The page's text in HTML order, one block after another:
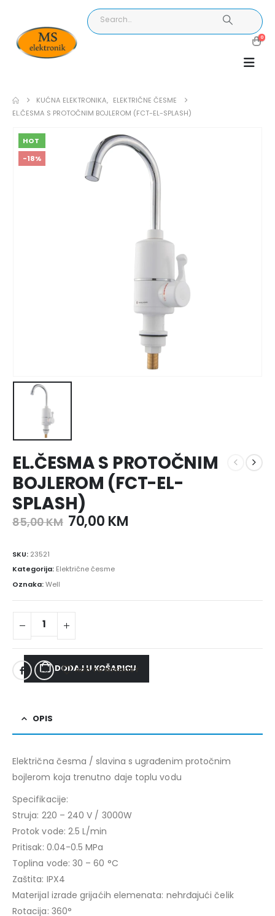
0
KUĆNA ELEKTRONIKA, ELEKTRIČNE ČESME
EL.ČESMA S PROTOČNIM BOJLEROM (FCT-EL-SPLASH)
HOT
-18%
EL.ČESMA S PROTOČNIM
BOJLEROM (FCT-EL-
SPLASH)
85,00KM 70,00 KM
SKU: 23521
Kategorija: Električne česme
Oznaka:Well
DODAJ U KOŠARICU
ADD TO WISHLIST
OPIS
Električna česma / slavina s ugrađenim protočnim
bojlerom koja trenutno daje toplu vodu
Specifikacije:
Struja: 220 – 240 V / 3000W
Protok vode: 2.5 L/min
Pritisak: 0.04-0.5 MPa
Toplina vode: 30 – 60 °C
Zaštita: IPX4
Materijal izrade grijaćih elemenata: nehrđajući čelik
Rotacija: 360°